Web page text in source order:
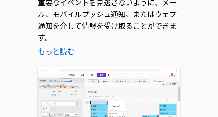
重要なイベントを見逃さないように、メー
ル、モバイルプッシュ通知、またはウェブ
通知を介して情報を受け取ることができま
す。
もっと読む